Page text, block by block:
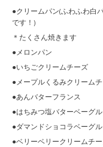
●クリームパン(ふわふわ白
です！)
＊たくさん焼きます
●メロンパン
●いちごクリームチーズ
●メープルくるみクリーム
●あんバターフランス
●はちみつ塩バターベーグル
●ダマンドショコラベーグル
●ベリーベリークリームチ